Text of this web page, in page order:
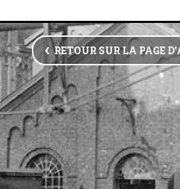
RETOUR SUR LA PAGE